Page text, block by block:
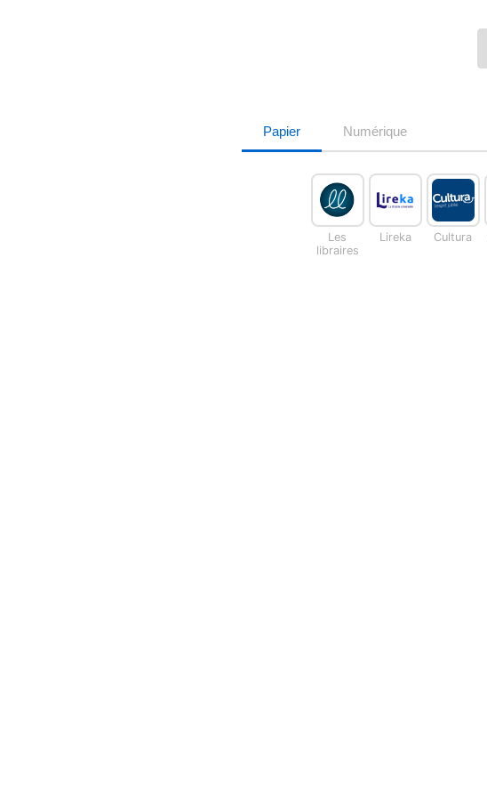
Papier Numérique
Les
libraires
Lireka Cultura